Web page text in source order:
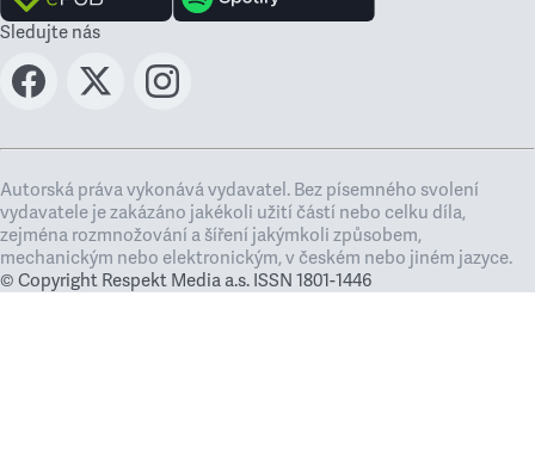
Sledujte nás
Autorská práva vykonává vydavatel. Bez písemného svolení
vydavatele je zakázáno jakékoli užití částí nebo celku díla,
zejména rozmnožování a šíření jakýmkoli způsobem,
mechanickým nebo elektronickým, v českém nebo jiném jazyce.
© Copyright Respekt Media a.s. ISSN 1801-1446